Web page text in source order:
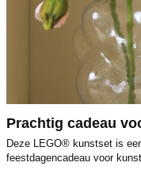
Prachtig cadeau
Deze LEGO® kunstset is
feestdagencadeau voor